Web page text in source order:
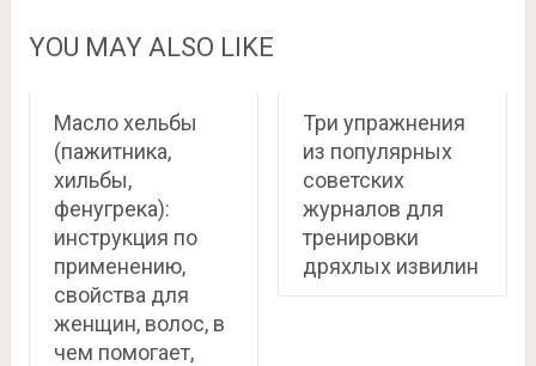
YOU MAY ALSO LIKE
Масло хельбы
(пажитника,
хильбы,
фенугрека):
инструкция по
применению,
свойства для
женщин, волос, в
чем помогает,
Три упражнения
из популярных
советских
журналов для
тренировки
дряхлых извилин